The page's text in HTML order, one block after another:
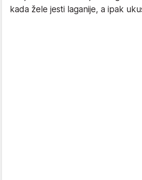
kada žele jesti laganije, a ipak